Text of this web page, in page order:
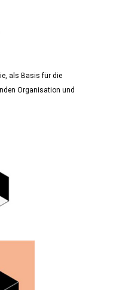
als Basis für die
Organisation und